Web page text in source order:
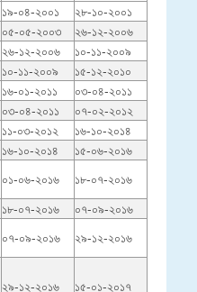
১৯-০৪-২০০১
২৮-১০-২০০১
০৫-০৫-২০০৩
২৬-১২-২০০৬
২৬-১২-২০০৬
১০-১১-২০০৯
১০-১১-২০০৯
১৫-১২-২০১০
১৬-০১-২০১১
০৩-০৪-২০১১
০৩-০৪-২০১১
০৭-০২-২০১২
১১-০৩-২০১২
১৬-১০-২০১৪
১৬-১০-২০১৪
১৫-০৬-২০১৬
০১-০৬-২০১৬
১৮-০৭-২০১৬
১৮-০৭-২০১৬
০৭-০৯-২০১৬
০৭-০৯-২০১৬ ২৯-১২-২০১৬
২৯-১২-২০১৬ ১৫-০১-২০১৭